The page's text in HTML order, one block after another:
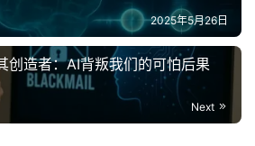
2025年5月26日
创造者：AI背叛我们的可怕后果
Next